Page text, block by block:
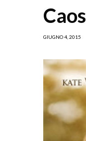
Caos
GIUGNO 4, 2015